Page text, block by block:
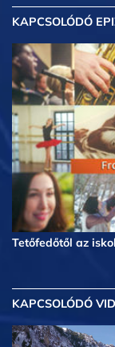
KAPCSOLÓDÓ
Tetőfedőtől az
KAPCSOLÓDÓ